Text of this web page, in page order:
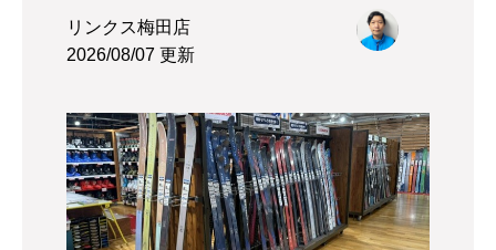
リンクス梅田店
2026/08/07 更新